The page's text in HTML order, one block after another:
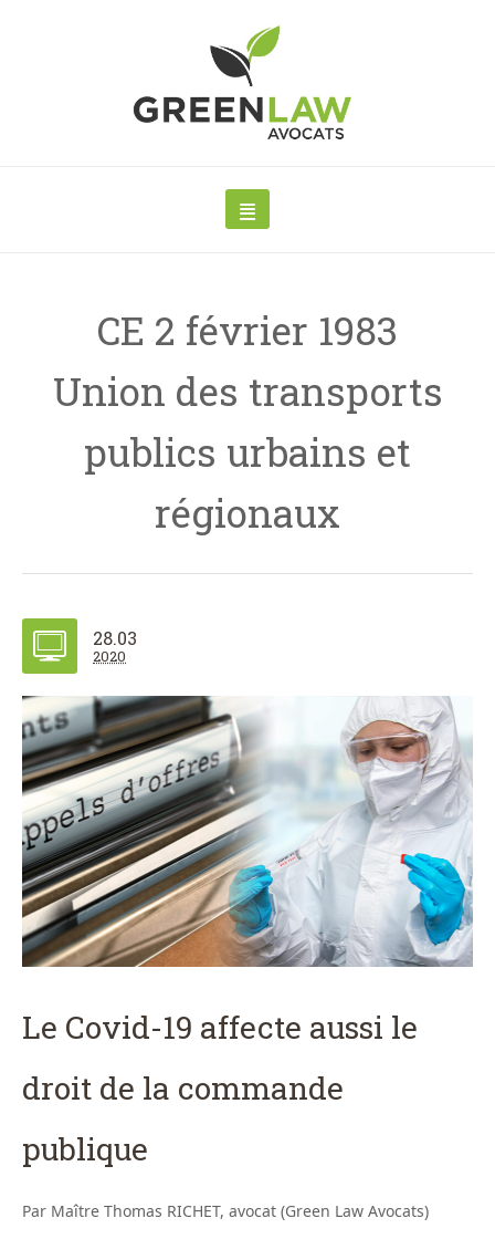
CE 2 février 1983
Union des transports
publics urbains et
régionaux
28.03
2020
Le Covid-19 affecte aussi le
droit de la commande
publique
Par Maître Thomas RICHET, avocat (Green Law Avocats)